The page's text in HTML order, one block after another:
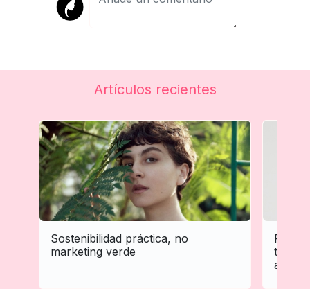
Artículos recientes
Sostenibilidad práctica, no
marketing verde